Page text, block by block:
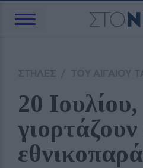
20 Ιουλίου,
γιορτάζουν